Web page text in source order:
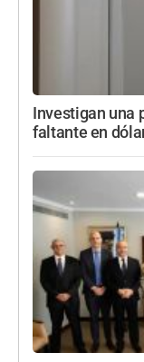
Investigan una
faltante en